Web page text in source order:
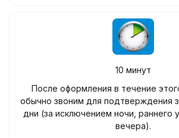
10 минут
После оформления в течение
обычно звоним для подтверждения
дни (за исключением ночи, раннего
вечера).